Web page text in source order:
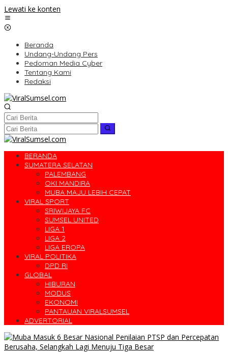
Lewati ke konten
Beranda
Undang-Undang Pers
Pedoman Media Cyber
Tentang Kami
Redaksi
BERANDA
SUMATERA SELATAN
PALEMBANG
OKI MANDIRA
MUBA MAJU LEBIH CEPAT
VIRAL SPORT
SRIWIJAYA FC
SUMSEL UNITED
LIGA 1
LIGA 2
LIGA EROPA
VIRAL POLITIKA
DPD RI
GLOBAL
HIBURAN
MODUS
EKONOMI
PANTAUAN VIRALSUMSEL
ADVERTORIAL